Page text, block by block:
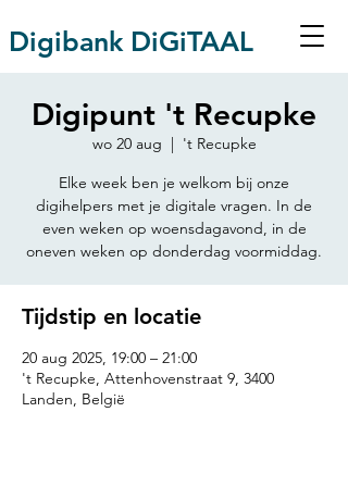
Digibank DiGiTAAL
Digipunt 't Recupke
wo 20 aug
  |
't Recupke
Elke week ben je welkom bij onze
digihelpers met je digitale vragen. In de
even weken op woensdagavond, in de
oneven weken op donderdag voormiddag.
Tijdstip en locatie
20 aug 2025, 19:00 – 21:00
't Recupke, Attenhovenstraat 9, 3400
Landen, België